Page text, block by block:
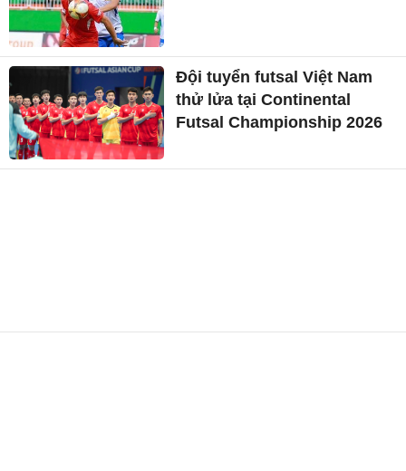
Đội tuyển futsal Việt Nam
thử lửa tại Continental
Futsal Championship 2026